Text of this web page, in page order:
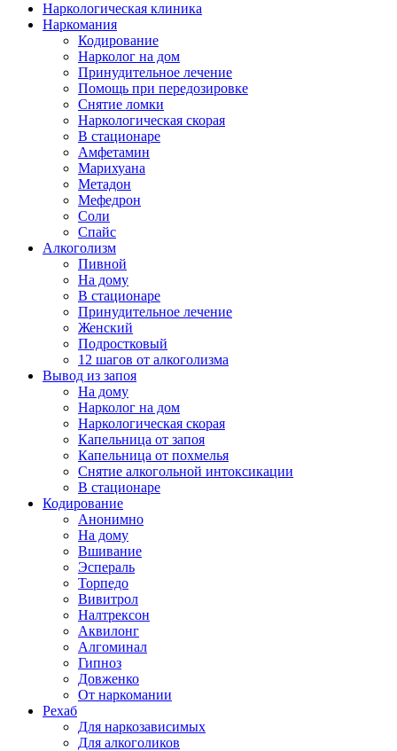
Наркологическая клиника
Наркомания
Кодирование
Нарколог на дом
Принудительное лечение
Помощь при передозировке
Снятие ломки
Наркологическая скорая
В стационаре
Амфетамин
Марихуана
Метадон
Мефедрон
Соли
Спайс
Алкоголизм
Пивной
На дому
В стационаре
Принудительное лечение
Женский
Подростковый
12 шагов от алкоголизма
Вывод из запоя
На дому
Нарколог на дом
Наркологическая скорая
Капельница от запоя
Капельница от похмелья
Снятие алкогольной интоксикации
В стационаре
Кодирование
Анонимно
На дому
Вшивание
Эспераль
Торпедо
Вивитрол
Налтрексон
Аквилонг
Алгоминал
Гипноз
Довженко
От наркомании
Рехаб
Для наркозависимых
Для алкоголиков